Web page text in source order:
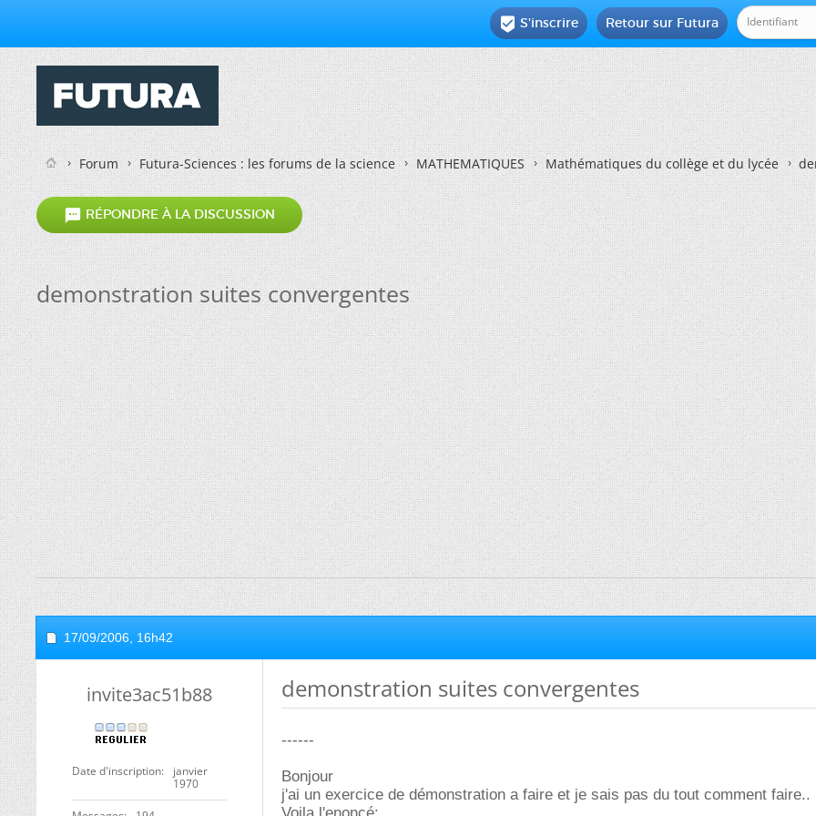
Retour sur Futura
 S'inscrire
Forum Futura-Sciences : les forums de la science MATHEMATIQUES Mathématiques du collège et du lycée
 RÉPONDRE À LA DISCUSSION
demonstration suites convergentes
17/09/2006, 16h42
invite3ac51b88
Date d'inscription
janvier
1970
demonstration suites convergentes
------
Bonjour
j'ai un exercice de démonstration a faire et je sais pas du tout comment faire..